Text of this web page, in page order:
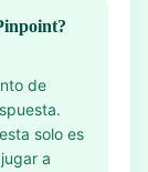
de
solo es
a